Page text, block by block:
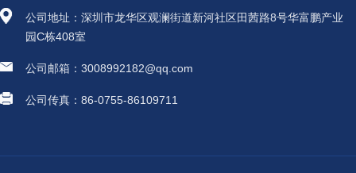
公司地址：深圳市龙华区观澜街道新河社区田茜路8号华富鹏产业
园C栋408室
公司邮箱：3008992182@qq.com
公司传真：86-0755-86109711